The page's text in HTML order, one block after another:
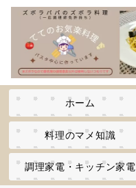
ホーム
料理のマメ知識
調理家電・キッチン家電